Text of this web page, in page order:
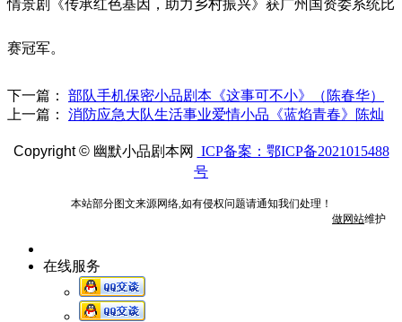
情景剧《传承红色基因，助力乡村振兴》获广州国资委系统比
赛冠军。
下一篇：
部队手机保密小品剧本《这事可不小》（陈春华）
上一篇：
消防应急大队生活事业爱情小品《蓝焰青春》陈灿
Copyright © 幽默小品剧本网
ICP备案：鄂ICP备2021015488
号
本站部分图文来源网络,如有侵权问题请通知我们处理！
做网站维护
在线服务